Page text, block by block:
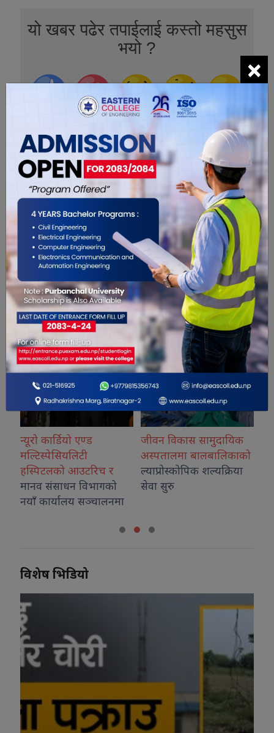
यो खबर पढेर तपाईलाई कस्तो महसुस
भयो ?
0 0
0
सम्बंधित खबरहरु
र
जीवन विकास सामुदायिक
अस्पतालमा बालबालिकाको
ल्याप्रोस्कोपिक शल्यक्रिया
सेवा सुरु
कोशीका उत्कृष्ट
नगदसहित सम्मानित
विशेष भिडियो
×